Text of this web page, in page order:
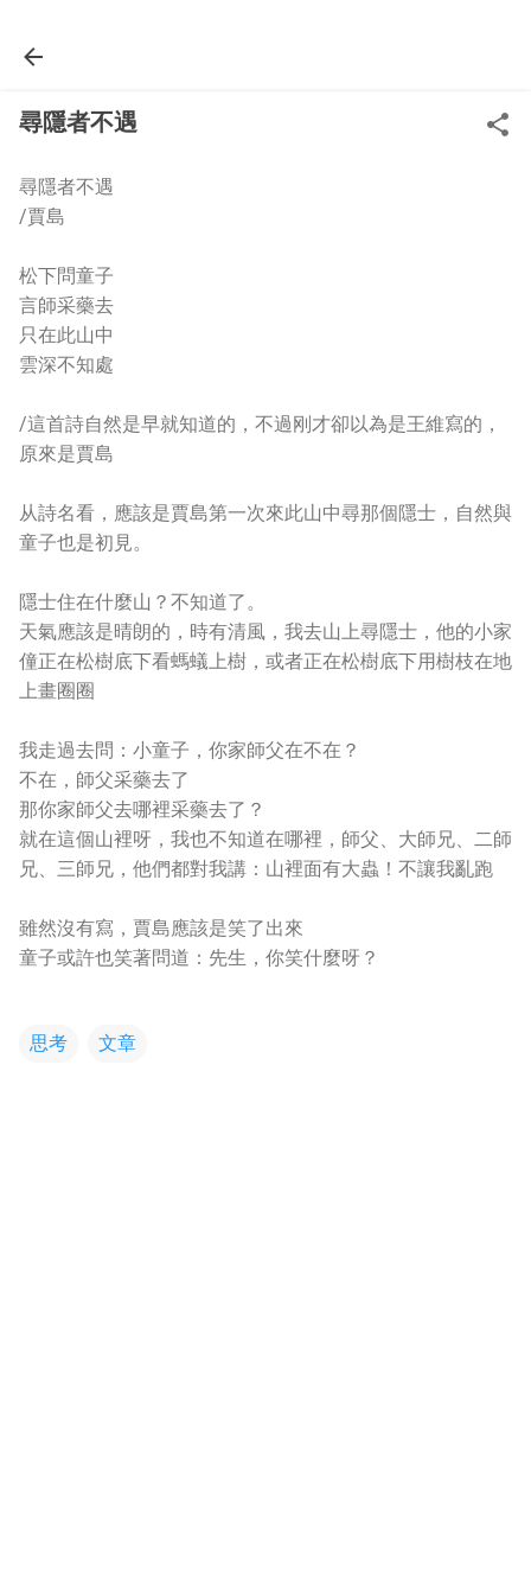
尋隱者不遇
尋隱者不遇
/賈島
松下問童子
言師采藥去
只在此山中
雲深不知處
/這首詩自然是早就知道的，不過刚才卻以為是王維寫的，
原來是賈島
从詩名看，應該是賈島第一次來此山中尋那個隱士，自然與
童子也是初見。
隱士住在什麼山？不知道了。
天氣應該是晴朗的，時有清風，我去山上尋隱士，他的小家
僮正在松樹底下看螞蟻上樹，或者正在松樹底下用樹枝在地
上畫圈圈
我走過去問：小童子，你家師父在不在？
不在，師父采藥去了
那你家師父去哪裡采藥去了？
就在這個山裡呀，我也不知道在哪裡，師父、大師兄、二師
兄、三師兄，他們都對我講：山裡面有大蟲！不讓我亂跑
雖然沒有寫，賈島應該是笑了出來
童子或許也笑著問道：先生，你笑什麼呀？
思考 文章